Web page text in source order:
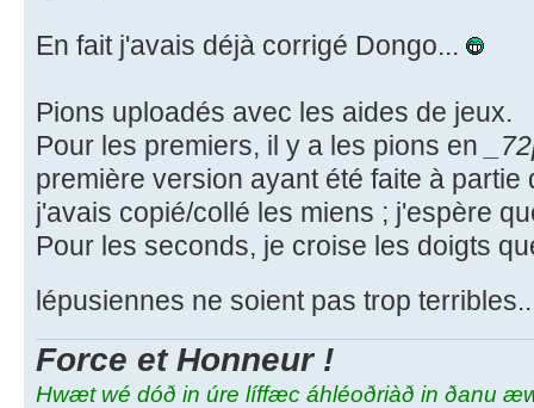
En fait j'avais déjà corrigé Dongo...
Pions uploadés avec les aides de jeux.
Pour les premiers, il y a les pions en
première version ayant été faite à
j'avais copié/collé les miens ; j'espère
Pour les seconds, je croise les doigts
lépusiennes ne soient pas trop
Force et Honneur !
Hwæt wé dóð in úre líffæc áhléoðriàð in ðanu